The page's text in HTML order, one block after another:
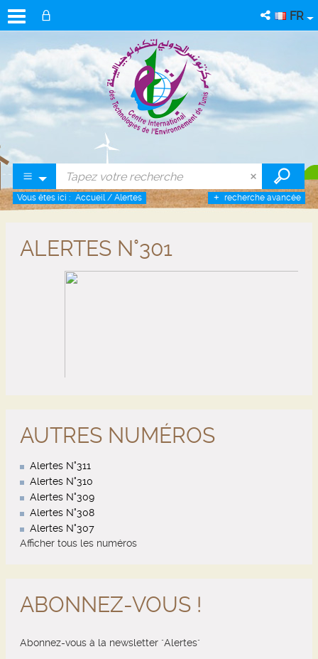
FR
recherche avancée
Vous êtes ici : Accueil / Alertes
ALERTES N°301
AUTRES NUMÉROS
Alertes N°311
Alertes N°310
Alertes N°309
Alertes N°308
Alertes N°307
Afficher tous les numéros
ABONNEZ-VOUS !
Abonnez-vous à la newsletter "Alertes"